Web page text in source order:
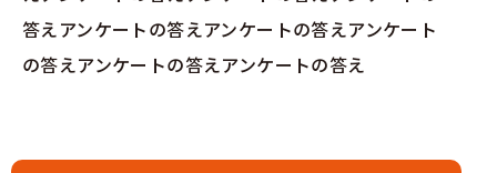
答えアンケートの答えアンケートの答えアンケート
の答えアンケートの答えアンケートの答え